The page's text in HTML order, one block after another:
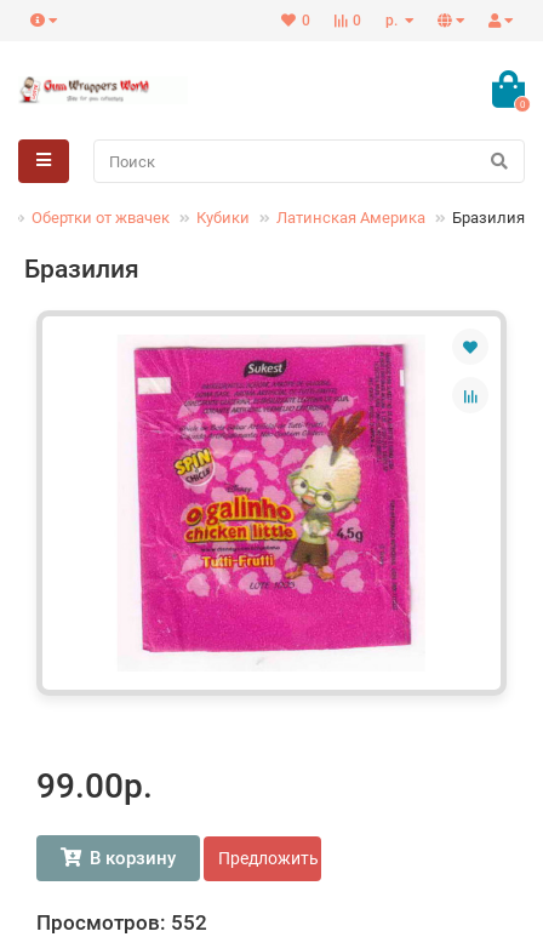
р.
0
0
0
Обертки от жвачек Кубики Латинская Америка Бразилия
Бразилия
99.00р.
В корзину Предложить свою цену
Просмотров: 552